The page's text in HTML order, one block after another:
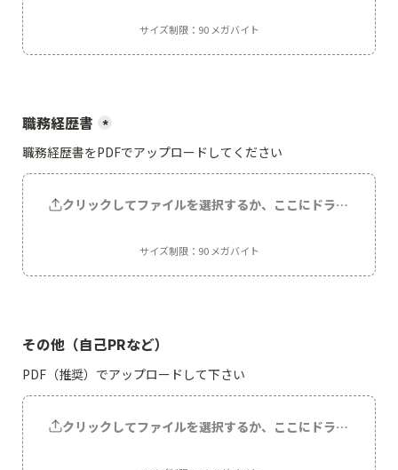
サイズ制限：90 メガバイト
職務経歴書 *
職務経歴書をPDFでアップロードしてください
クリックしてファイルを選択するか、ここにドラッグして
サイズ制限：90 メガバイト
その他（自己PRなど）
PDF（推奨）でアップロードして下さい
クリックしてファイルを選択するか、ここにドラッグして